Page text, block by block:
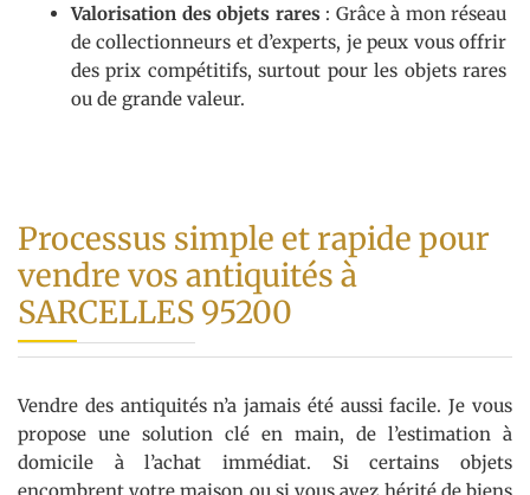
Valorisation des objets rares: Grâce à mon réseau
de collectionneurs et d’experts, je peux vous offrir
des prix compétitifs, surtout pour les objets rares
ou de grande valeur.
Processus simple et rapide pour
vendre vos antiquités à
SARCELLES 95200
Vendre des antiquités n’a jamais été aussi facile. Je vous
propose une solution clé en main, de l’estimation à
domicile à l’achat immédiat. Si certains objets